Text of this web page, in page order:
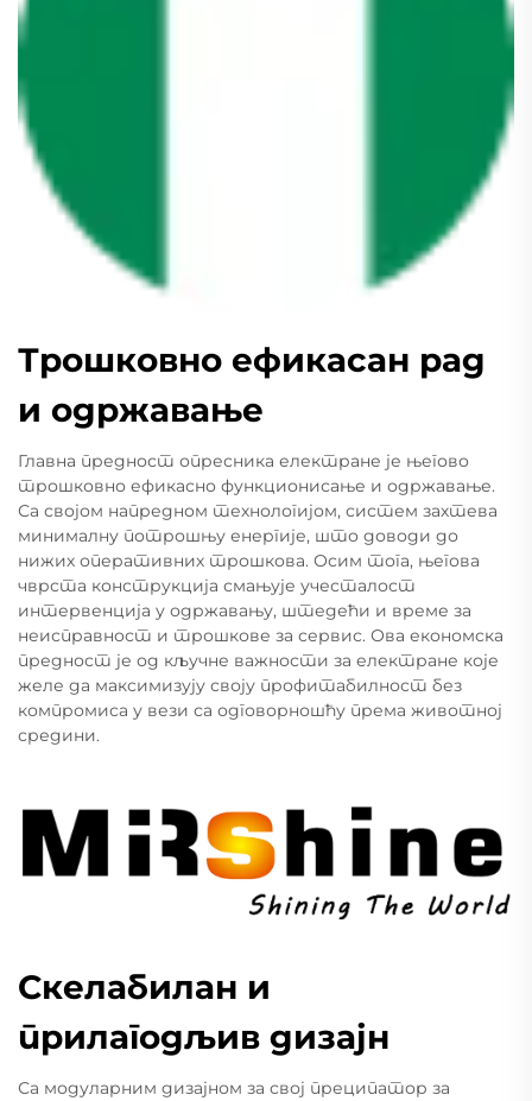
Трошковно ефикасан рад
и одржавање
Главна предност опресника електране је његово
трошковно ефикасно функционисање и одржавање.
Са својом напредном технологијом, систем захтева
минималну потрошњу енергије, што доводи до
нижих оперативних трошкова. Осим тога, његова
чврста конструкција смањује учесталост
интервенција у одржавању, штедећи и време за
неисправност и трошкове за сервис. Ова економска
предност је од кључне важности за електране које
желе да максимизују своју профитабилност без
компромиса у вези са одговорношћу према животној
средини.
Скелабилан и
прилагодљив дизајн
Са модуларним дизајном за свој преципатор за